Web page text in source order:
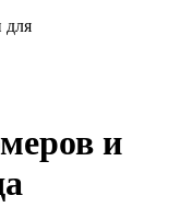
для
и